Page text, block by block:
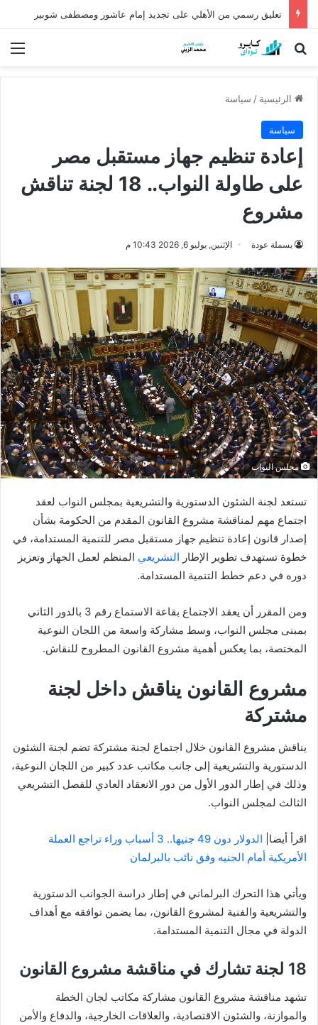
كشف أثري عمره أكثر من 5 آلاف عام في الدقهلية يروي أسرار شرق الدلتا
بحث عن
الرئيسية / سياسة
سياسة
إعادة تنظيم جهاز مستقبل مصر
على طاولة النواب.. 18 لجنة تناقش
مشروع
بسملة عودة الإثنين, يوليو 6, 2026 10:43 م
مجلس النواب
تستعد لجنة الشئون الدستورية والتشريعية بمجلس النواب لعقد
اجتماع مهم لمناقشة مشروع القانون المقدم من الحكومة بشأن
إصدار قانون إعادة تنظيم جهاز مستقبل مصر للتنمية المستدامة، في
خطوة تستهدف تطوير الإطار التشريعي المنظم لعمل الجهاز وتعزيز
دوره في دعم خطط التنمية المستدامة.
ومن المقرر أن يعقد الاجتماع بقاعة الاستماع رقم 3 بالدور الثاني
بمبنى مجلس النواب، وسط مشاركة واسعة من اللجان النوعية
المختصة، بما يعكس أهمية مشروع القانون المطروح للنقاش.
مشروع القانون يناقش داخل لجنة
مشتركة
يناقش مشروع القانون خلال اجتماع لجنة مشتركة تضم لجنة الشئون
الدستورية والتشريعية إلى جانب مكاتب عدد كبير من اللجان النوعية،
وذلك في إطار الدور الأول من دور الانعقاد العادي للفصل التشريعي
الثالث لمجلس النواب.
اقرأ أيضا|
الدولار دون 49 جنيها.. 3 أسباب وراء تراجع العملة
الأمريكية أمام الجنيه وفق نائب بالبرلمان
ويأتي هذا التحرك البرلماني في إطار دراسة الجوانب الدستورية
والتشريعية والفنية لمشروع القانون، بما يضمن توافقه مع أهداف
الدولة في مجال التنمية المستدامة.
18 لجنة تشارك في مناقشة مشروع القانون
تشهد مناقشة مشروع القانون مشاركة مكاتب لجان الخطة
والموازنة، والشئون الاقتصادية، والعلاقات الخارجية، والدفاع والأمن